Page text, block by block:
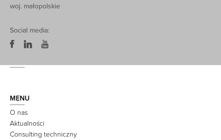
woj. małopolskie
Social media:
MENU
O nas
Aktualności
Consulting techniczny